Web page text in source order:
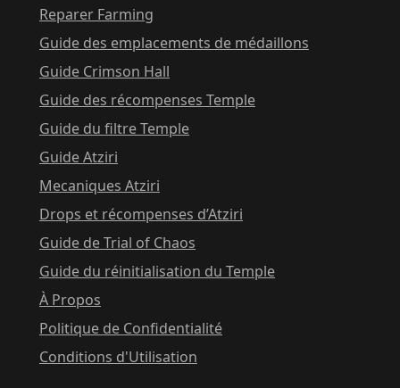
Reparer Farming
Guide des emplacements de médaillons
Guide Crimson Hall
Guide des récompenses Temple
Guide du filtre Temple
Guide Atziri
Mecaniques Atziri
Drops et récompenses d’Atziri
Guide de Trial of Chaos
Guide du réinitialisation du Temple
À Propos
Politique de Confidentialité
Conditions d'Utilisation